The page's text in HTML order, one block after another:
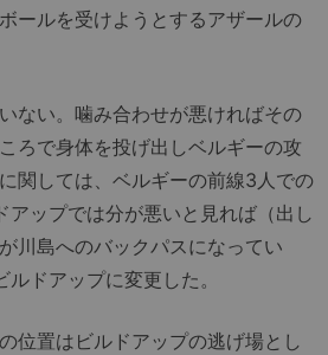
ールを受けようとするアザールの
ない。噛み合わせが悪ければその
ろで身体を投げ出しベルギーの攻
関しては、ベルギーの前線3人での
アップでは分が悪いと見れば（出し
川島へのバックパスになってい
ドアップに変更した。
位置はビルドアップの逃げ場とし